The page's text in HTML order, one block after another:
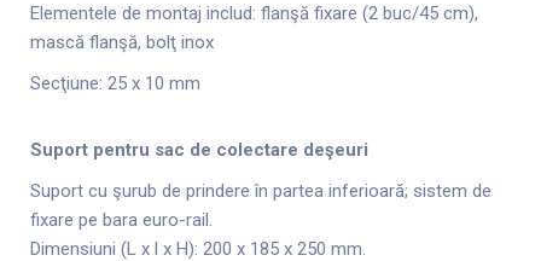
Elementele de montaj includ: flanşă fixare (2 buc/45 cm),
mască flanşă, bolţ inox
Secţiune: 25 x 10 mm
Suport pentru sac de colectare deşeuri
Suport cu şurub de prindere în partea inferioară; sistem de
fixare pe bara euro-rail.
Dimensiuni (L x l x H): 200 x 185 x 250 mm.